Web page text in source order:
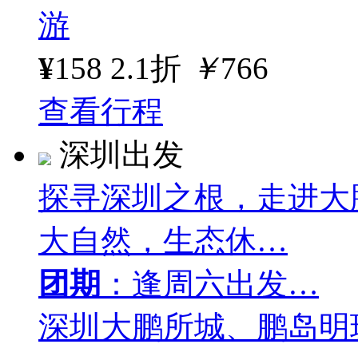
游
¥158 2.1折 ￥766
查看行程
深圳出发
探寻深圳之根，走进
大自然，生态休…
团期 ：逢周六出发…
深圳大鹏所城、鹏岛